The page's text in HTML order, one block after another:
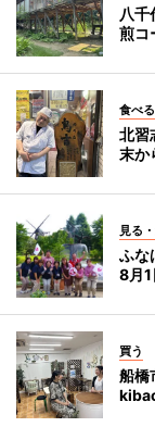
八
煎コ
食べる
北習
末か
見る
ふな
8月1
買う
船橋